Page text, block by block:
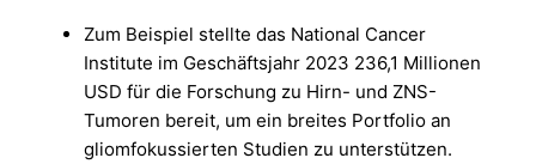
Zum Beispiel stellte das National Cancer
Institute im Geschäftsjahr 2023 236,1 Millionen
USD für die Forschung zu Hirn- und ZNS-
Tumoren bereit, um ein breites Portfolio an
gliomfokussierten Studien zu unterstützen.